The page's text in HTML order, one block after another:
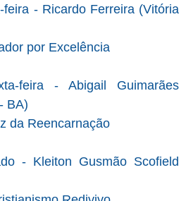
- Ricardo Ferreira (Vitória
por Excelência
feira - Abigail Guimarães
BA)
da Reencarnação
- Kleiton Gusmão Scofield